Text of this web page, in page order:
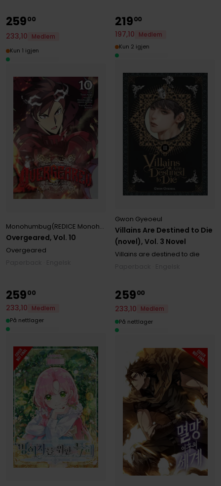
Overgeared, Vol. 10
Monohumbug(REDICE Monohumbug(REDICE STUDIO) ,Saenal
Overgeared
25900
233,10
Medlem
Kun 1 igjen
Villains Are Destined to Die
(novel), Vol. 3 Novel
Gwon Gyeoeul
Villains are destined to die
21900
197,10
Medlem
Kun 2 igjen
25900
233,10
Medlem
På nettlager
25900
233,10
Medlem
På nettlager